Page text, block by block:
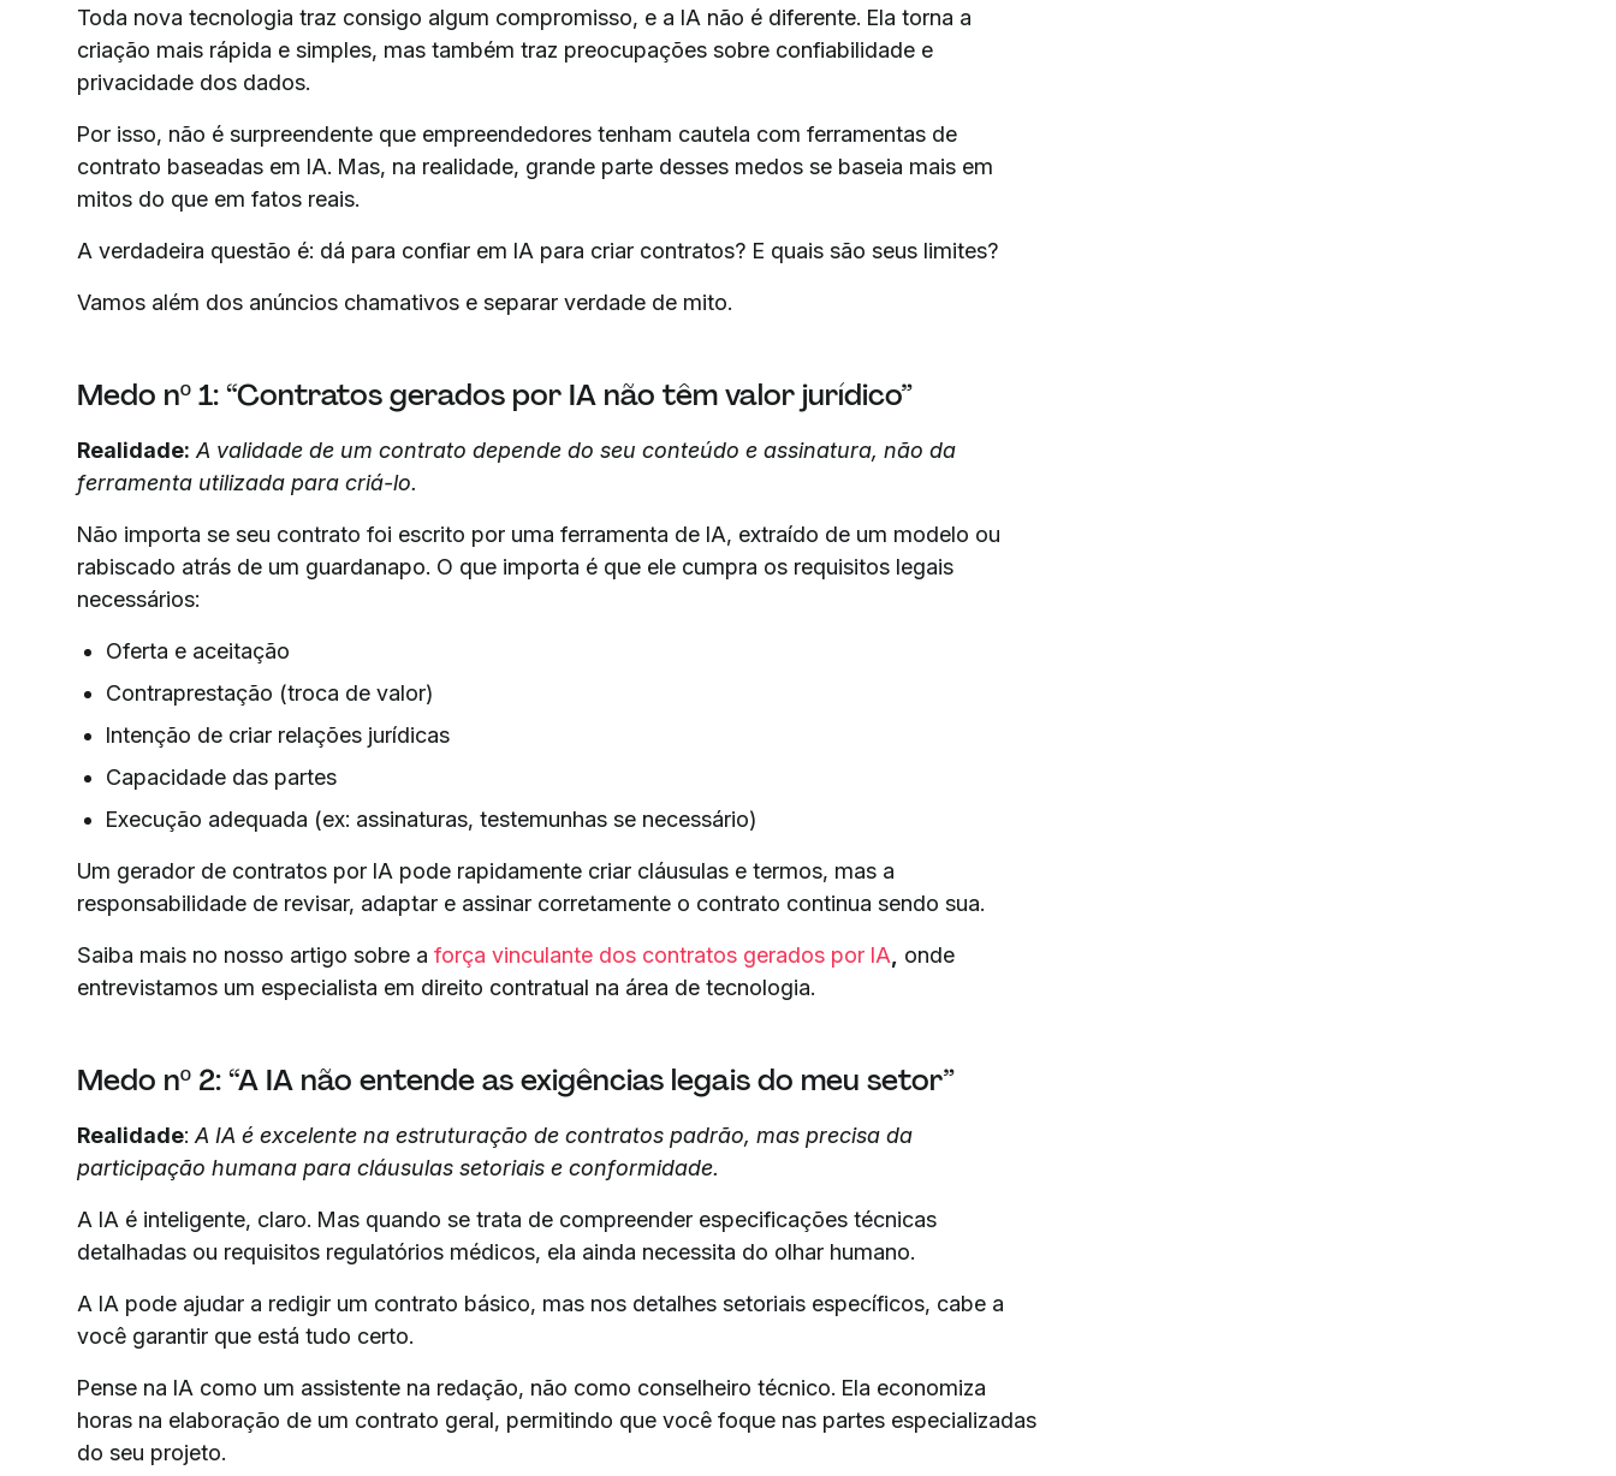
Toda nova tecnologia traz consigo algum compromisso, e a IA não é diferente. Ela torna a
criação mais rápida e simples, mas também traz preocupações sobre confiabilidade e
privacidade dos dados.
Por isso, não é surpreendente que empreendedores tenham cautela com ferramentas de
contrato baseadas em IA. Mas, na realidade, grande parte desses medos se baseia mais em
mitos do que em fatos reais.
A verdadeira questão é: dá para confiar em IA para criar contratos? E quais são seus limites?
Vamos além dos anúncios chamativos e separar verdade de mito.
Medo nº 1: “Contratos gerados por IA não têm valor jurídico”
Realidade: A validade de um contrato depende do seu conteúdo e assinatura, não da
ferramenta utilizada para criá-lo.
Não importa se seu contrato foi escrito por uma ferramenta de IA, extraído de um modelo ou
rabiscado atrás de um guardanapo. O que importa é que ele cumpra os requisitos legais
necessários:
Oferta e aceitação
Contraprestação (troca de valor)
Intenção de criar relações jurídicas
Capacidade das partes
Execução adequada (ex: assinaturas, testemunhas se necessário)
Um gerador de contratos por IA pode rapidamente criar cláusulas e termos, mas a
responsabilidade de revisar, adaptar e assinar corretamente o contrato continua sendo sua.
Saiba mais no nosso artigo sobre a força vinculante dos contratos gerados por IA
onde
entrevistamos um especialista em direito contratual na área de tecnologia.
Medo nº 2: “A IA não entende as exigências legais do meu setor”
Realidade: A IA é excelente na estruturação de contratos padrão, mas precisa da
participação humana para cláusulas setoriais e conformidade.
A IA é inteligente, claro. Mas quando se trata de compreender especificações técnicas
detalhadas ou requisitos regulatórios médicos, ela ainda necessita do olhar humano.
A IA pode ajudar a redigir um contrato básico, mas nos detalhes setoriais específicos, cabe a
você garantir que está tudo certo.
Pense na IA como um assistente na redação, não como conselheiro técnico. Ela economiza
horas na elaboração de um contrato geral, permitindo que você foque nas partes especializadas
do seu projeto.